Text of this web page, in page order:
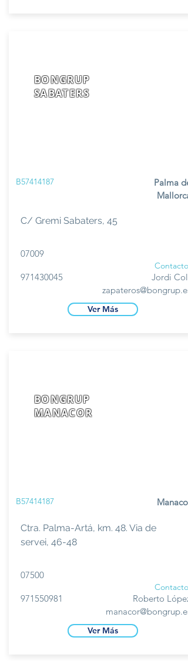
BONGRUP
SABATERS
B57414187
Palma de
Mallorca
C/ Gremi Sabaters, 45
07009
Contacto
971430045
Jordi Coll
zapateros@bongrup.es
Ver Más
BONGRUP
MANACOR
B57414187 Manacor
Ctra. Palma-Artá, km. 48. Via de
servei, 46-48
07500
Contacto
971550981
Roberto López
manacor@bongrup.es
Ver Más